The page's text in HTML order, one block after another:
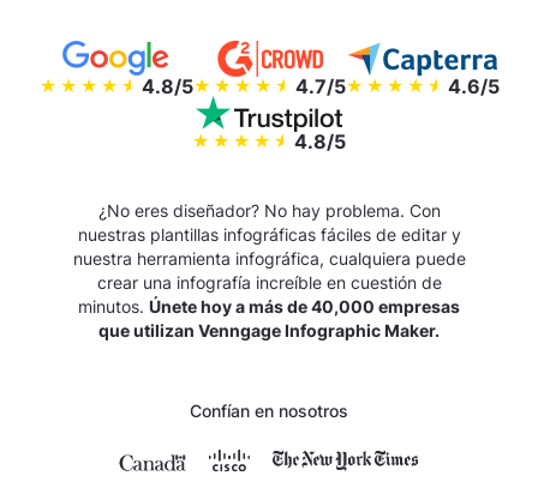
4.8/5 4.7/5 4.6/5
4.8/5
¿No eres diseñador? No hay problema. Con
nuestras plantillas infográficas fáciles de editar y
nuestra herramienta infográfica, cualquiera puede
crear una infografía increíble en cuestión de
minutos. Únete hoy a más de 40,000 empresas
que utilizan Venngage Infographic Maker.
Confían en nosotros